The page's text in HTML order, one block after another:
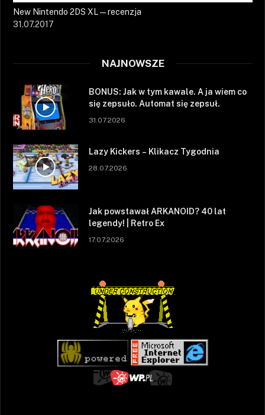
New Nintendo 2DS XL — recenzja
31.07.2017
NAJNOWSZE
BONUS: Jak w tym kawale. A ja wiem co
się zepsuło. Automat się zepsuł.
31.07.2026
Lazy Kickers – Klikacz Tygodnia
28.07.2026
Jak powstawał ARKANOID? 40 lat
legendy! | Retro Ex
17.07.2026